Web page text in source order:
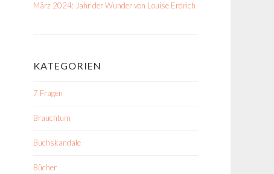
März 2024: Jahr der Wunder von Louise Erdrich
KATEGORIEN
7 Fragen
Brauchtum
Buchskandale
Bücher